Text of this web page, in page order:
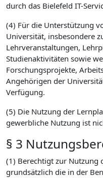
durch das Bielefeld IT-
(4) Für die Unterstützung
Universität, insbesondere
Lehrveranstaltungen,
Studienaktivitäten sowie
Forschungsprojekte,
Angehörigen der
Verfügung.
(5) Die Nutzung der
gewerbliche Nutzung ist
§ 3
(1) Berechtigt zur Nutzung
grundsätzlich die in der